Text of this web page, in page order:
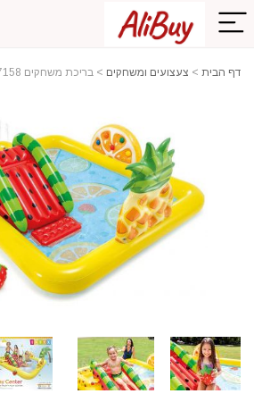
דף הבית > צעצועים ומשחקים > בריכת משחקים Intex 57158 דגם פירות